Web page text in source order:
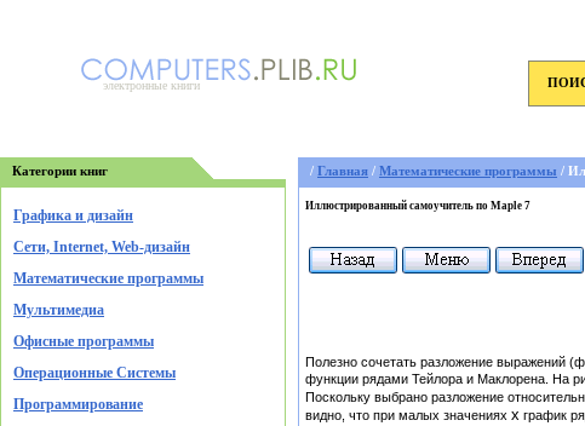
электронные книги
Категории книг
Графика и дизайн
Cети, Internet, Web-дизайн
Математические программы
Мультимедиа
Офисные программы
Операционные Системы
Программирование
/ Главная / Математические программы /
Иллюстрированный самоучитель по Maple 7
Полезно сочетать разложение выражений
функции рядами Тейлора и Маклорена. На
Поскольку выбрано разложение
видно, что при малых значениях х график